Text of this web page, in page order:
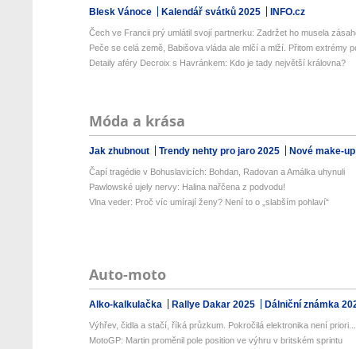
Blesk Vánoce Kalendář svátků 2025 INFO.cz
Čech ve Francii prý umlátil svojí partnerku: Zadržet ho musela
Peče se celá země, Babišova vláda ale mlčí a mlží. Přitom extrémy
Detaily aféry Decroix s Havránkem: Kdo je tady největší královna?
Móda a krása
Jak zhubnout Trendy nehty pro jaro 2025 Nové make-
Čapí tragédie v Bohuslavicích: Bohdan, Radovan a Amálka uhynuli
Pawlowské ujely nervy: Halina nařčena z podvodu!
Vlna veder: Proč víc umírají ženy? Není to o „slabším pohlaví“
Auto-moto
Alko-kalkulačka Rallye Dakar 2025 Dálniční známka
Výhřev, čidla a stačí, říká průzkum. Pokročilá elektronika není priori...
MotoGP: Martin proměnil pole position ve výhru v britském sprintu